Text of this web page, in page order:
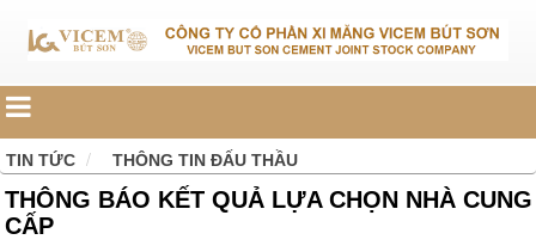
TIN TỨC THÔNG TIN ĐẤU THẦU
THÔNG BÁO KẾT QUẢ LỰA CHỌN NHÀ CUNG
CẤP